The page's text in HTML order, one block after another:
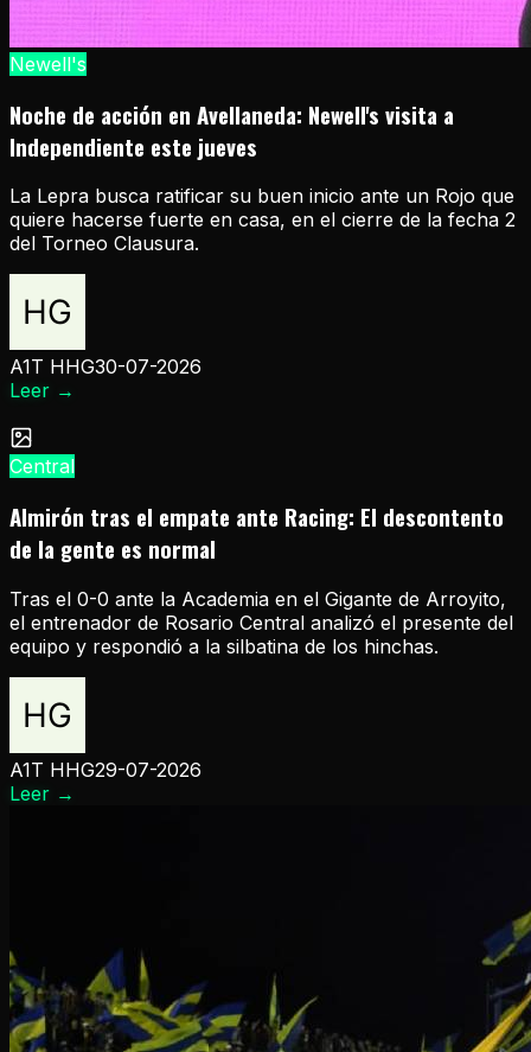
Newell's
Noche de acción en Avellaneda: Newell's visita a
Independiente este jueves
La Lepra busca ratificar su buen inicio ante un Rojo que
quiere hacerse fuerte en casa, en el cierre de la fecha 2
del Torneo Clausura.
A1T HHG30-07-2026
Leer →
Central
Almirón tras el empate ante Racing: El descontento
de la gente es normal
Tras el 0-0 ante la Academia en el Gigante de Arroyito,
el entrenador de Rosario Central analizó el presente del
equipo y respondió a la silbatina de los hinchas.
A1T HHG29-07-2026
Leer →